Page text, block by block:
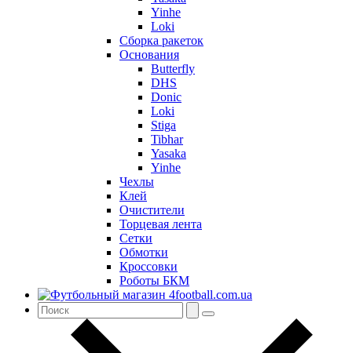
Yinhe
Loki
Сборка ракеток
Основания
Butterfly
DHS
Donic
Loki
Stiga
Tibhar
Yasaka
Yinhe
Чехлы
Клей
Очистители
Торцевая лента
Сетки
Обмотки
Кроссовки
Роботы БКМ